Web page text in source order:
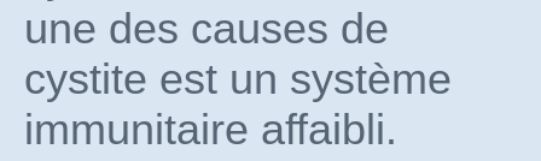
une des causes de
cystite est un système
immunitaire affaibli.
La prise d’un
immunostimulant oral